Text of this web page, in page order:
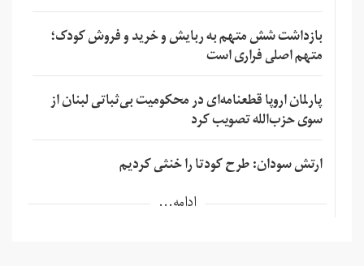
بازداشت شش متهم به ربایش و خرید و فروش کودک؛
متهم اصلی فراری است
پارلمان اروپا قطعنامه‌ای در محکومیت بی‌ثباتی لبنان از
سوی حزب‌الله تصویب کرد
ارتش سودان: طرح کودتا را خنثی کردیم
ادامه...